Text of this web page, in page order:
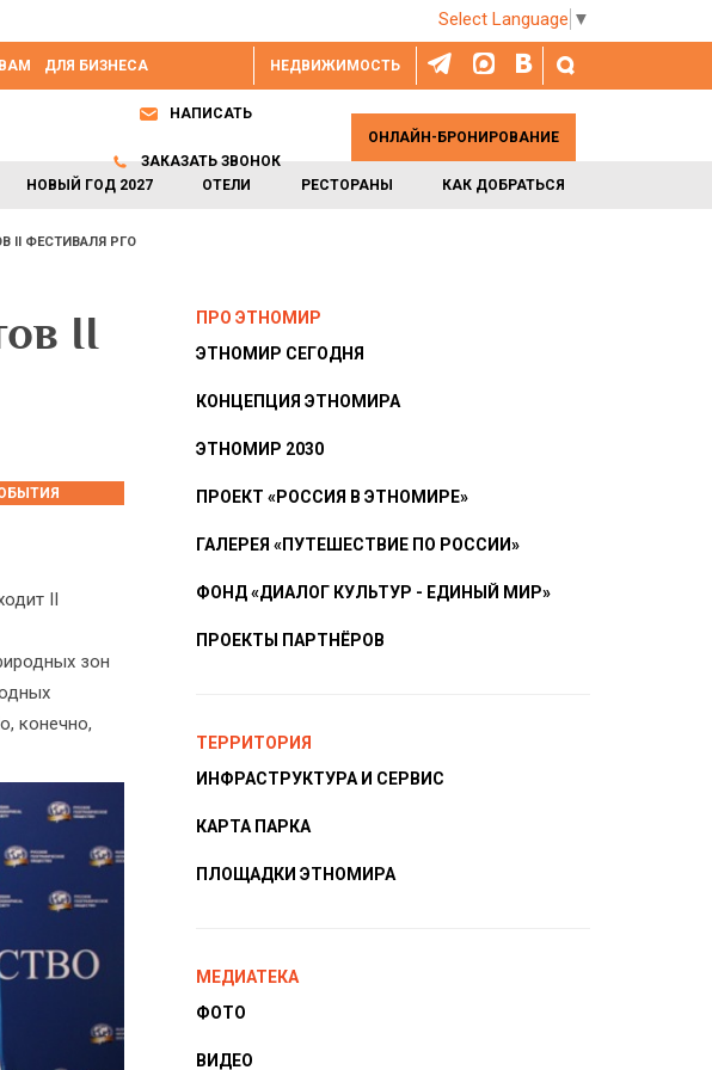
Select Language ▼
НЕДВИЖИМОСТЬ
ДЛЯ БИЗНЕСА
НОВЫЙ ГОД 2027 ОТЕЛИ РЕСТОРАНЫ КАК ДОБРАТЬСЯ
НАПИСАТЬ
ЗАКАЗАТЬ ЗВОНОК
ОНЛАЙН-БРОНИРОВАНИЕ
II ФЕСТИВАЛЯ РГО
II
II
зон
конечно,
ПРО ЭТНОМИР
ЭТНОМИР СЕГОДНЯ
КОНЦЕПЦИЯ ЭТНОМИРА
ЭТНОМИР 2030
ПРОЕКТ «РОССИЯ В ЭТНОМИРЕ»
ГАЛЕРЕЯ «ПУТЕШЕСТВИЕ ПО РОССИИ»
ФОНД «ДИАЛОГ КУЛЬТУР - ЕДИНЫЙ МИР»
ПРОЕКТЫ ПАРТНЁРОВ
ТЕРРИТОРИЯ
ИНФРАСТРУКТУРА И СЕРВИС
КАРТА ПАРКА
ПЛОЩАДКИ ЭТНОМИРА
МЕДИАТЕКА
ФОТО
ВИДЕО